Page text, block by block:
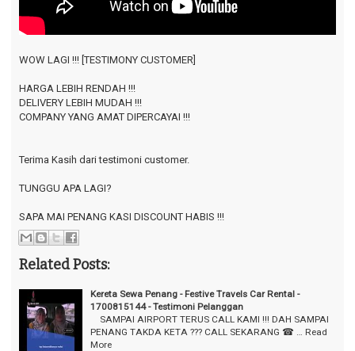
WOW LAGI !!! [TESTIMONY CUSTOMER]
HARGA LEBIH RENDAH !!!
DELIVERY LEBIH MUDAH !!!
COMPANY YANG AMAT DIPERCAYAI !!!
Terima Kasih dari testimoni customer.
TUNGGU APA LAGI?
SAPA MAI PENANG KASI DISCOUNT HABIS !!!
Related Posts:
Kereta Sewa Penang - Festive Travels Car Rental -
1700815144 - Testimoni Pelanggan
⠀ SAMPAI AIRPORT TERUS CALL KAMI !!! DAH SAMPAI
PENANG TAKDA KETA ??? CALL SEKARANG ☎ …
Read
More